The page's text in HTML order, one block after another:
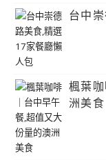
台中
楓葉
洲美食